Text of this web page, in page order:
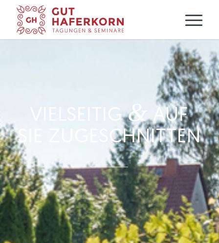
VIELSEITIG&AUF
SIE ZUGESCHNITTEN